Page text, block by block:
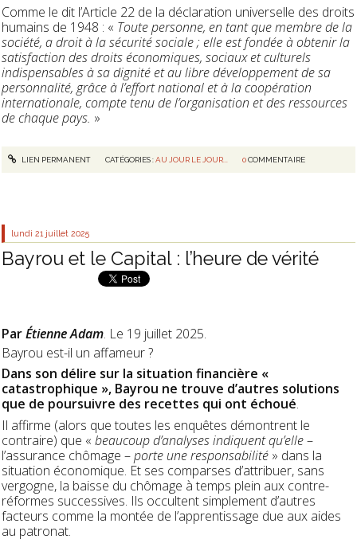
Comme le dit l’Article 22 de la déclaration universelle des droits
humains de 1948 : « Toute personne, en tant que membre de la
société, a droit à la sécurité sociale ; elle est fondée à obtenir la
satisfaction des droits économiques, sociaux et culturels
indispensables à sa dignité et au libre développement de sa
personnalité, grâce à l’effort national et à la coopération
internationale, compte tenu de l’organisation et des ressources
de chaque pays. »
LIEN PERMANENT CATÉGORIES :AU JOUR LE JOUR... 0COMMENTAIRE
lundi 21 juillet 2025
Bayrou et le Capital : l’heure de vérité
ParÉtienne Adam. Le 19 juillet 2025.
Bayrou est-il un affameur ?
Dans son délire sur la situation financière «
catastrophique », Bayrou ne trouve d’autres solutions
que de poursuivre des recettes qui ont échoué.
Il affirme (alors que toutes les enquêtes démontrent le
contraire) que « beaucoup d’analyses indiquent qu’elle–
l’assurance chômage –porte une responsabilité » dans la
situation économique. Et ses comparses d’attribuer, sans
vergogne, la baisse du chômage à temps plein aux contre-
réformes successives. Ils occultent simplement d’autres
facteurs comme la montée de l’apprentissage due aux aides
au patronat.